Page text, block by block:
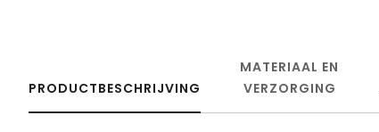
PRODUCTBESCHRIJVING
MATERIAAL EN
VERZORGING